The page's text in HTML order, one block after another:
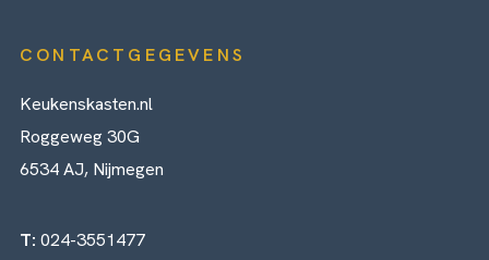
CONTACTGEGEVENS
Keukenskasten.nl
Roggeweg 30G
6534 AJ, Nijmegen
T: 024-3551477